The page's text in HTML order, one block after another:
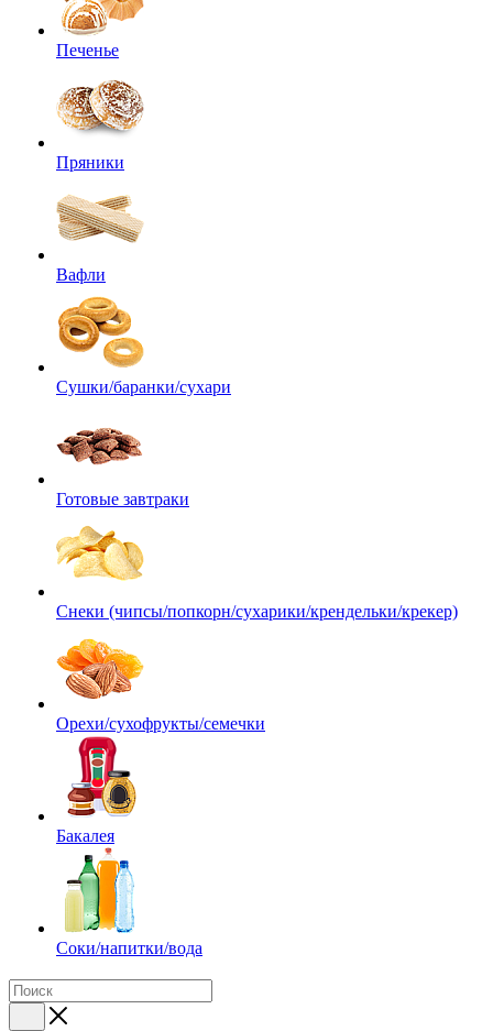
Печенье
Пряники
Вафли
Сушки/баранки/сухари
Готовые завтраки
Снеки (чипсы/попкорн/сухарики/крендельки/крекер)
Орехи/сухофрукты/семечки
Бакалея
Соки/напитки/вода